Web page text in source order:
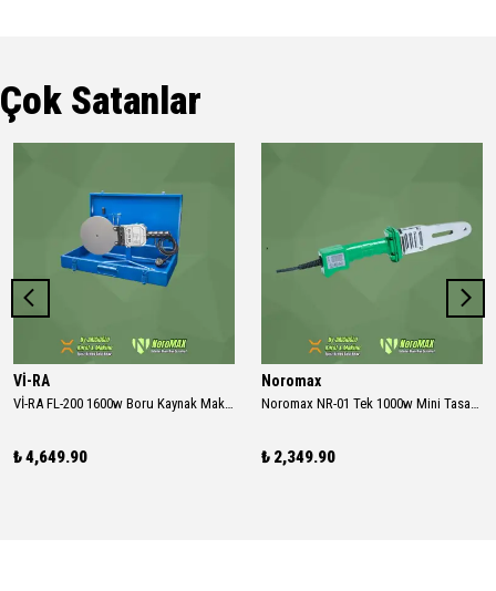
Çok Satanlar
Vİ-RA
Vİ-RA FL-200 1600w Boru Kaynak Makinası
₺ 4,649.90
Noromax
Noromax NR-01 Tek 1000w Mini Tasarım 340 Derece Dijital Boru Kaynak Makinası ( Sadece Makina )
₺ 2,349.90